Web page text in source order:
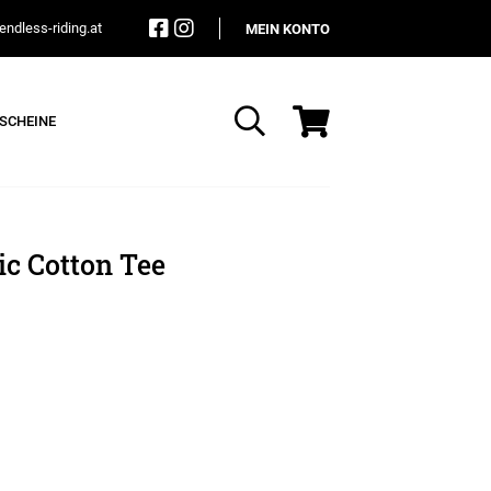
riding.at MEIN KONTO
Suche
Cotton Tee